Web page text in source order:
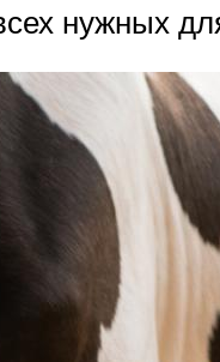
нужных